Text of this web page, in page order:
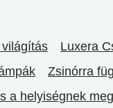
Luxera
Zsinórra
a helyiségnek